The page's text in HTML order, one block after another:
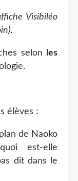
Visibiléo
selon
les
élèves :
de Naoko
est-elle
dit dans le